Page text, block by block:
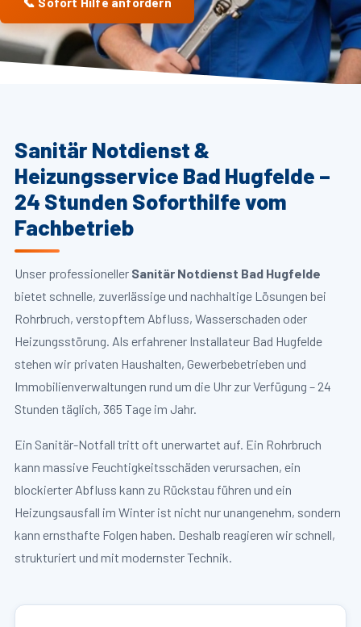
Sanitär Notdienst &
Heizungsservice Bad Hugfelde –
24 Stunden Soforthilfe vom
Fachbetrieb
Unser professioneller Sanitär Notdienst Bad Hugfelde
bietet schnelle, zuverlässige und nachhaltige Lösungen bei
Rohrbruch, verstopftem Abfluss, Wasserschaden oder
Heizungsstörung. Als erfahrener Installateur Bad Hugfelde
stehen wir privaten Haushalten, Gewerbebetrieben und
Immobilienverwaltungen rund um die Uhr zur Verfügung – 24
Stunden täglich, 365 Tage im Jahr.
Ein Sanitär-Notfall tritt oft unerwartet auf. Ein Rohrbruch
kann massive Feuchtigkeitsschäden verursachen, ein
blockierter Abfluss kann zu Rückstau führen und ein
Heizungsausfall im Winter ist nicht nur unangenehm, sondern
kann ernsthafte Folgen haben. Deshalb reagieren wir schnell,
strukturiert und mit modernster Technik.